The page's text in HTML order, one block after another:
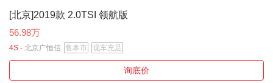
[北京]2019款 2.0TSI 领航版
56.98万
4S - 北京广恒信 售本市 现车充足
询底价